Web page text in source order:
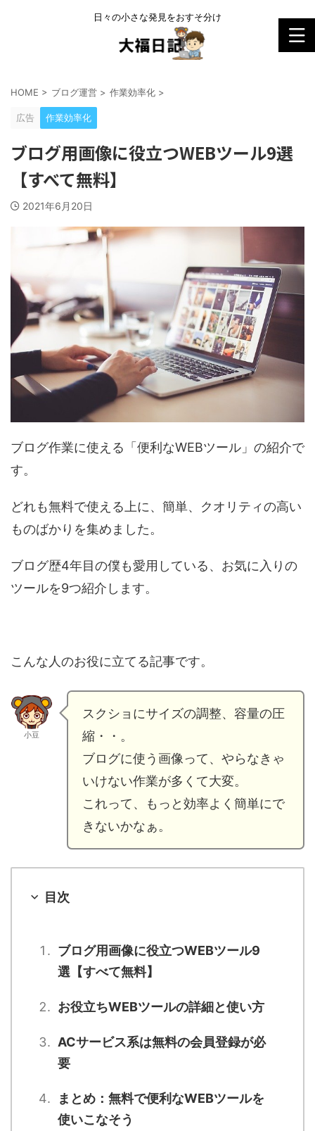
日々の小さな発見をおすそ分け
HOME > ブログ運営 > 作業効率化 >
広告 作業効率化
ブログ用画像に役立つWEBツール9選
【すべて無料】
2021年6月20日
ブログ作業に使える「便利なWEBツール」の紹介で
す。
どれも無料で使える上に、簡単、クオリティの高い
ものばかりを集めました。
ブログ歴4年目の僕も愛用している、お気に入りの
ツールを9つ紹介します。
こんな人のお役に立てる記事です。
小豆
スクショにサイズの調整、容量の圧
縮・・。
ブログに使う画像って、やらなきゃ
いけない作業が多くて大変。
これって、もっと効率よく簡単にで
きないかなぁ。
目次
ブログ用画像に役立つWEBツール9
選【すべて無料】
お役立ちWEBツールの詳細と使い方
ACサービス系は無料の会員登録が必
要
まとめ：無料で便利なWEBツールを
使いこなそう